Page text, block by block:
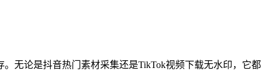
无论是抖音热门素材采集还是TikTok视频下载无水印，它都